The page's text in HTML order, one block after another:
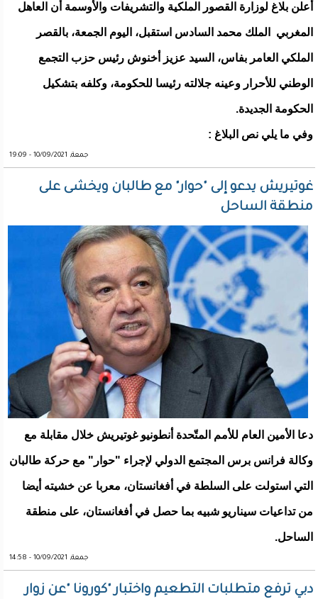
أعلن بلاغ لوزارة القصور الملكية والتشريفات والأوسمة أن العاهل
المغربي الملك محمد السادس استقبل، اليوم الجمعة، بالقصر
الملكي العامر بفاس، السيد عزيز أخنوش رئيس حزب التجمع
الوطني للأحرار وعينه جلالته رئيسا للحكومة، وكلفه بتشكيل
الحكومة الجديدة.
وفي ما يلي نص البلاغ :
جمعة, 10/09/2021 - 19:09
غوتيريش يدعو إلى "حوار" مع طالبان ويخشى على
منطقة الساحل
دعا الأمين العام للأمم المتّحدة أنطونيو غوتيريش خلال مقابلة مع
وكالة فرانس برس المجتمع الدولي لإجراء "حوار" مع حركة طالبان
التي استولت على السلطة في أفغانستان، معربا عن خشيته أيضا
من تداعيات سيناريو شبيه بما حصل في أفغانستان، على منطقة
الساحل.
جمعة, 10/09/2021 - 14:58
دبي ترفع متطلبات التطعيم واختبار "كورونا "عن زوار